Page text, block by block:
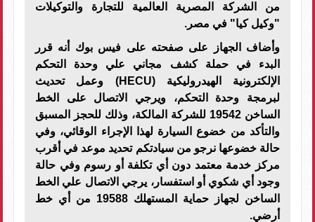
من الشركة المصرية العالمية للتجارة والتوكيلات
"وكيل كيا" في مصر.
وأضاف الجهاز على صفحته على فيس بوك أنه قرر
البدء في حملة كشف مجاني علي وحدة التحكم
الإلكترونية الهيدروليكية (HECU) وعمل تحديث
لبرمجة وحدة التحكم، ويرجي الاتصال على الخط
الساخن 19542 للشركة المالكة، وذلك للحجز المسبق
والتأكد من خضوع السيارة لهذا الإجراء الوقائي، وفي
حالة خضوعها نرجو من سيادتكم تحديد موعد في أقرب
مركز خدمة معتمد دون أي تكلفة أو رسوم وفي حالة
وجود أي شكوي أو استفسار، يرجي الاتصال علي الخط
الساخن لجهاز حماية المستهلك 19588 من أي خط
أرضي.